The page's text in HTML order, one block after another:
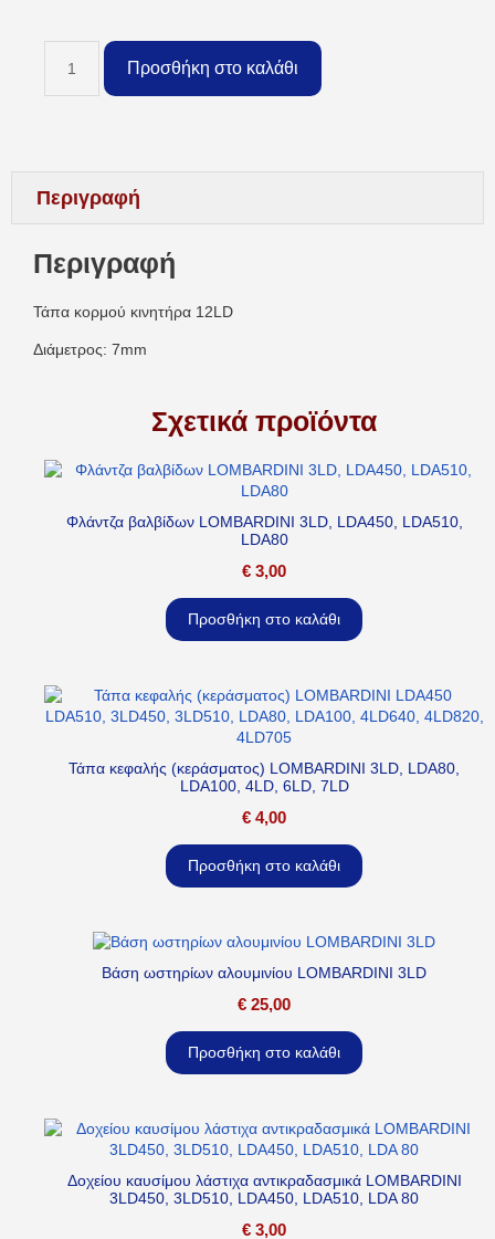
Προσθήκη στο καλάθι
Περιγραφή
Περιγραφή
Τάπα κορμού κινητήρα 12LD
Διάμετρος: 7mm
Σχετικά προϊόντα
Φλάντζα βαλβίδων LOMBARDINI 3LD, LDA450, LDA510,
LDA80
€ 3,00
Προσθήκη στο καλάθι
Τάπα κεφαλής (κεράσματος) LOMBARDINI 3LD, LDA80,
LDA100, 4LD, 6LD, 7LD
€ 4,00
Προσθήκη στο καλάθι
Βάση ωστηρίων αλουμινίου LOMBARDINI 3LD
€ 25,00
Προσθήκη στο καλάθι
Δοχείου καυσίμου λάστιχα αντικραδασμικά LOMBARDINI
3LD450, 3LD510, LDA450, LDA510, LDA 80
€ 3,00